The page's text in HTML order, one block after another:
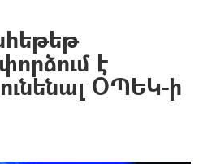
է
ՕՊԵԿ-ի